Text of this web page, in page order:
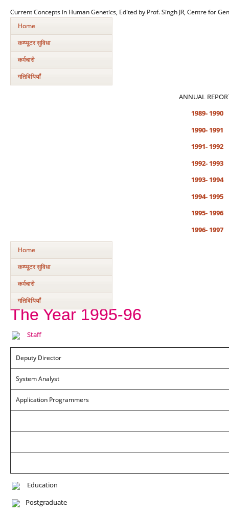
Current Concepts in Human Genetics, Edited by Prof. Singh JR, Centre for
Home
कम्‍प्‍यूटर सुविधा
कर्मचारी
गतिविधियाँ
ANNUAL
1989- 1990
1990- 1991
1991- 1992
1992- 1993
1993- 1994
1994- 1995
1995- 1996
1996- 1997
Home
कम्‍प्‍यूटर सुविधा
कर्मचारी
गतिविधियाँ
The Year 1995-96
Staff
Deputy Director
System Analyst
Application Programmers
Education
Postgraduate